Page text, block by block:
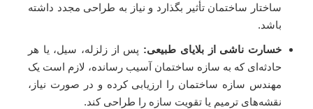
ساختار ساختمان تأثیر بگذارد و نیاز به طراحی مجدد داشته
باشد.
خسارت ناشی از بلایای طبیعی: پس از زلزله، سیل، یا هر
حادثه‌ای که به سازه ساختمان آسیب رسانده، لازم است یک
مهندس سازه ساختمان را ارزیابی کرده و در صورت نیاز،
نقشه‌های ترمیم یا تقویت سازه را طراحی کند.